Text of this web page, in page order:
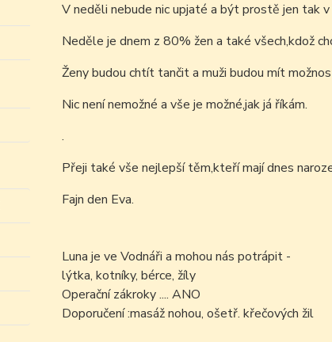
V neděli nebude nic upjaté a být prostě jen tak
Neděle je dnem z 80% žen a také všech,kdož
Ženy budou chtít tančit a muži budou mít
Nic není nemožné a vše je možné,jak já říkám.
.
Přeji také vše nejlepší těm,kteří mají dnes
Fajn den Eva.
Luna je ve Vodnáři a mohou nás potrápit -
lýtka, kotníky, bérce, žíly
Operační zákroky .... ANO
Doporučení :masáž nohou, ošetř. křečových žil